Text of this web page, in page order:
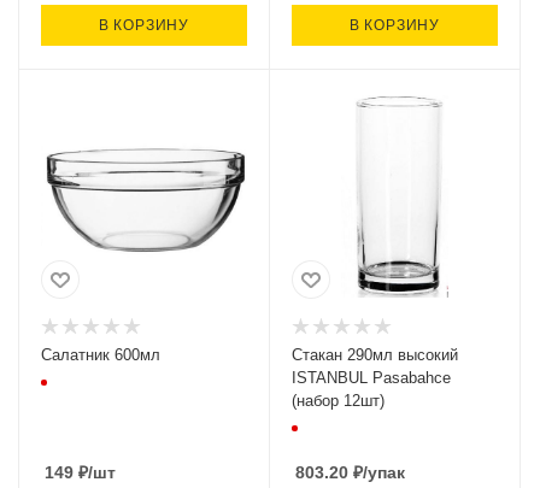
В КОРЗИНУ В КОРЗИНУ
Салатник 600мл
149 ₽/шт
Стакан 290мл высокий
ISTANBUL Pasabahce
(набор 12шт)
803.20 ₽/упак